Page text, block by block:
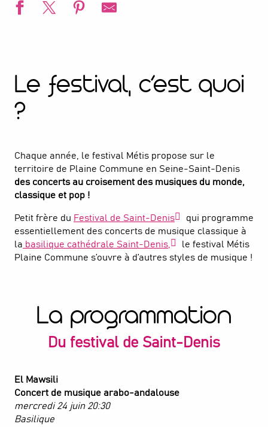
Le festival, c’est quoi
?
Chaque année, le festival Métis propose sur le
territoire de Plaine Commune en Seine-Saint-Denis
des concerts au croisement des musiques du monde,
classique et pop !
Petit frère du Festival de Saint-Denis
qui programme
essentiellement des concerts de musique classique à
la basilique cathédrale Saint-Denis,
le festival Métis
Plaine Commune s’ouvre à d’autres styles de musique !
La programmation
Du festival de Saint-Denis
El Mawsili
Concert de musique arabo-andalouse
mercredi 24 juin 20:30
Basilique